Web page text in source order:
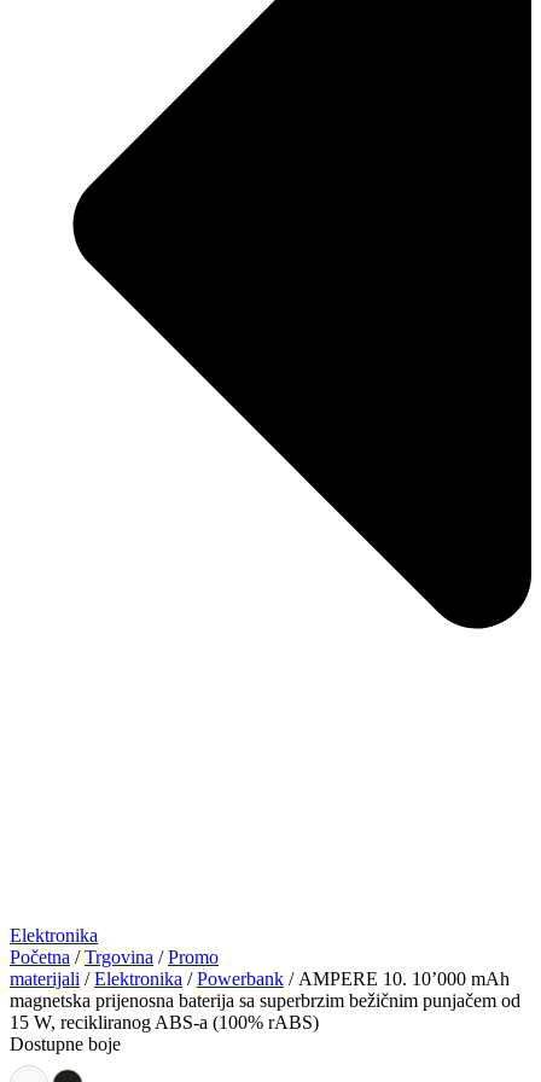
Elektronika
Početna /Trgovina /Promo
materijali /Elektronika /Powerbank / AMPERE 10. 10’000 mAh
magnetska prijenosna baterija sa superbrzim bežičnim punjačem od
15 W, recikliranog ABS-a (100% rABS)
Dostupne boje